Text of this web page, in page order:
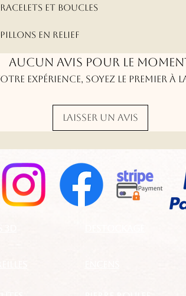
et boucles
en relief
Aucun avis pour le
expérience, soyez le premier à
Laisser un avis